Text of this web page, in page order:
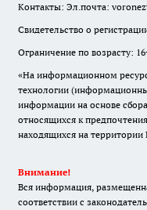
Контакты: Эл.почта:
Свидетельство о
Ограничение по возрасту:
«На информационном
технологии
информации на основе
относящихся к
находящихся на
Внимание!
Вся информация,
соответствии с